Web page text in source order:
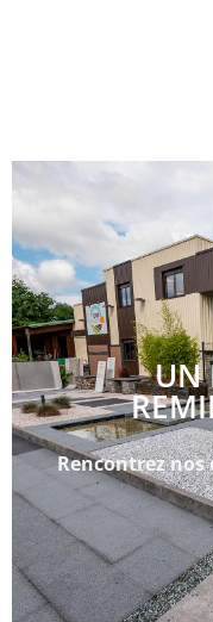
UN
Rencontrez nos